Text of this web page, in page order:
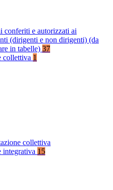
conferiti e autorizzati ai
(dirigenti e non dirigenti) (da
in tabelle) 37
collettiva 1
collettiva
integrativa 15